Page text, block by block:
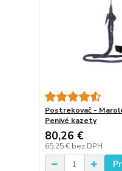
Postrekovač -
Penivé kazety
80,26 €
65,25 € bez DPH